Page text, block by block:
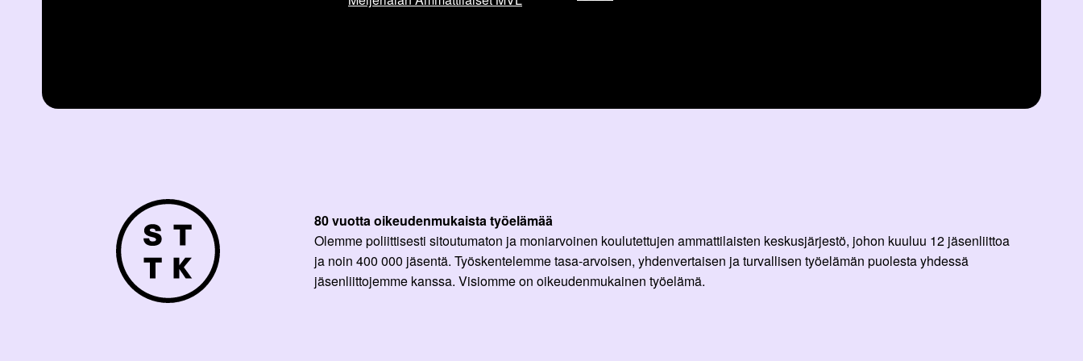
80 vuotta oikeudenmukaista työelämää
Olemme poliittisesti sitoutumaton ja moniarvoinen koulutettujen ammattilaisten keskusjärjestö, johon kuuluu 12 jäsenliittoa
ja noin 400 000 jäsentä. Työskentelemme tasa-arvoisen, yhdenvertaisen ja turvallisen työelämän puolesta yhdessä
jäsenliittojemme kanssa. Visiomme on oikeudenmukainen työelämä.